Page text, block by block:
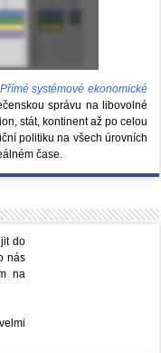
Přímé systémové ekonomické
správu na libovolné
stát, kontinent až po celou
politiku na všech úrovních
čase.
do
nás
na